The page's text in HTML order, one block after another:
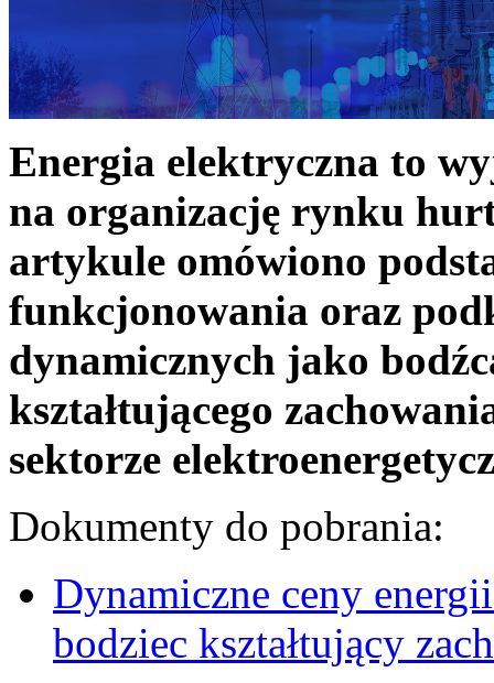
Energia elektryczna to
na organizację rynku
artykule omówiono
funkcjonowania oraz
dynamicznych jako
kształtującego
sektorze
Dokumenty do pobrania:
Dynamiczne ceny
bodziec kształtujący